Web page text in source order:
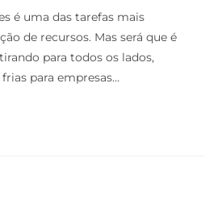
é uma das tarefas mais
de recursos. Mas será que é
para todos os lados,
para empresas…